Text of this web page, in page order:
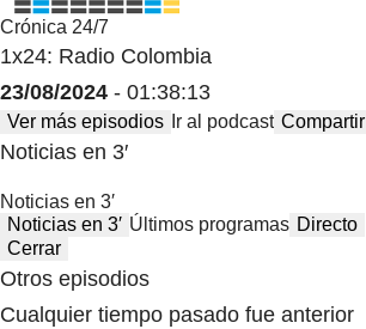
Crónica 24/7
1x24: Radio Colombia
23/08/2024 - 01:38:13
Ver más episodios Ir al podcast Compartir
Noticias en 3′
Noticias en 3′
Noticias en 3′ Últimos programas Directo
Cerrar
Otros episodios
Cualquier tiempo pasado fue anterior